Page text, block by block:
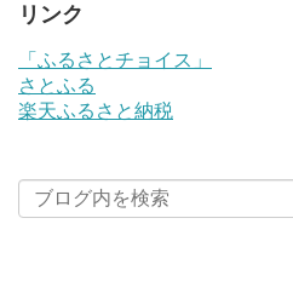
リンク
「ふるさとチョイス」
さとふる
楽天ふるさと納税